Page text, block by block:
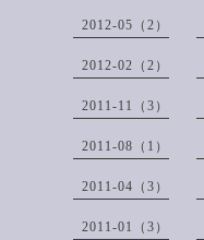
2012-05（2）
2012-02（2）
2011-11（3）
2011-08（1）
2011-04（3）
2011-01（3）